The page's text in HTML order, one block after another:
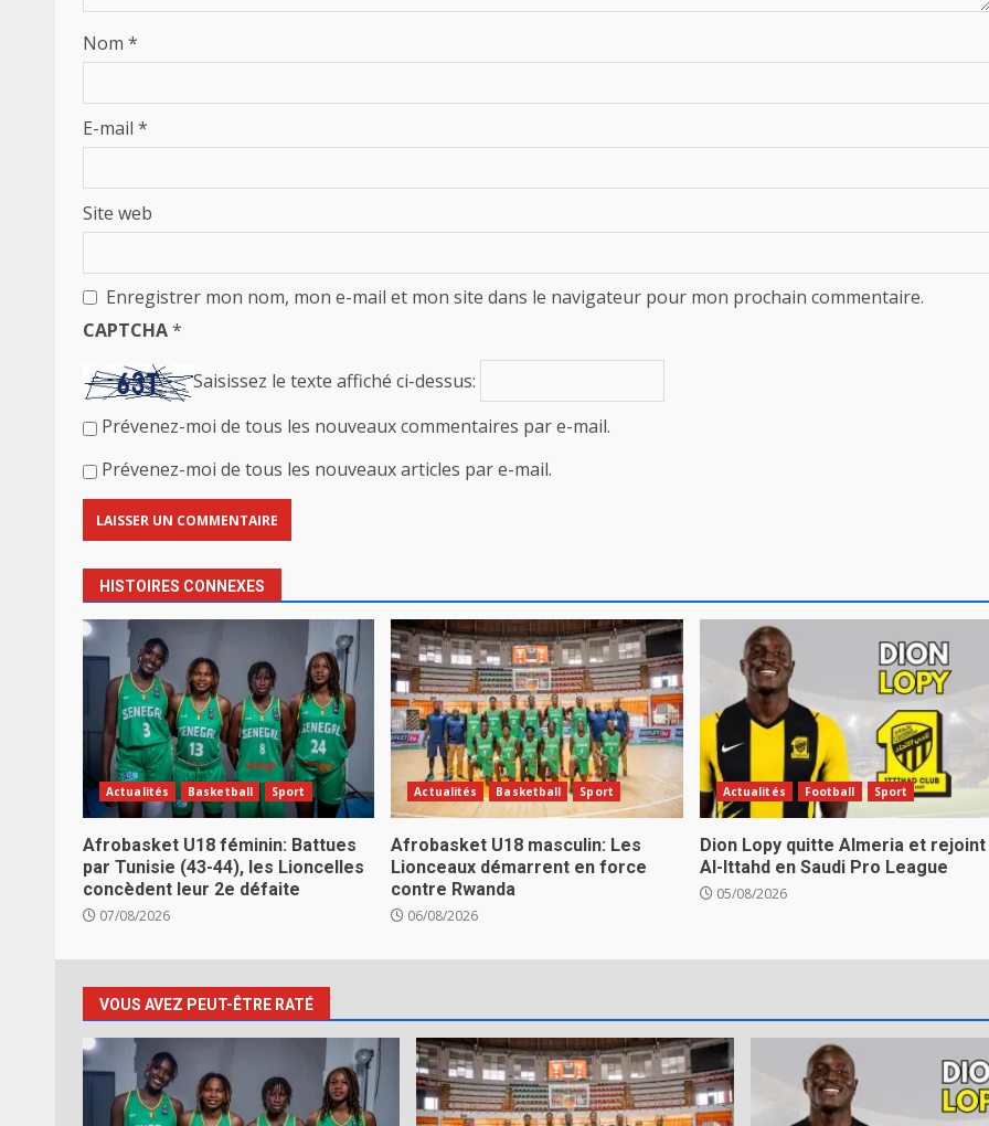
Nom *
E-mail *
Site web
Enregistrer mon nom, mon e-mail et mon site dans le navigateur pour mon prochain commentaire.
CAPTCHA*
Saisissez le texte affiché ci-dessus:
Prévenez-moi de tous les nouveaux commentaires par e-mail.
Prévenez-moi de tous les nouveaux articles par e-mail.
HISTOIRES CONNEXES
Actualités Basketball Sport
Afrobasket U18 féminin: Battues
par Tunisie (43-44), les Lioncelles
concèdent leur 2e défaite
07/08/2026
Actualités Basketball Sport
Afrobasket U18 masculin: Les
Lionceaux démarrent en force
contre Rwanda
06/08/2026
Actualités Football Sport
Dion Lopy quitte Almeria et rejoint
Al-Ittahd en Saudi Pro League
05/08/2026
VOUS AVEZ PEUT-ÊTRE RATÉ